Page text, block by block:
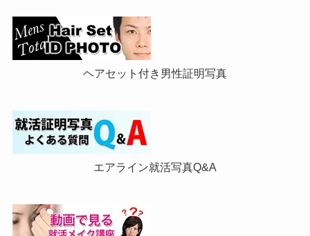
ヘアセット付き男性証明写真
エアライン就活写真Q&A